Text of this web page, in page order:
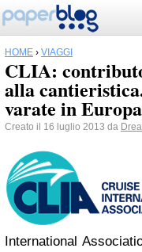
HOME › VIAGGI
CLIA:
alla
varate in
Creato il 16 luglio 2013 da
International